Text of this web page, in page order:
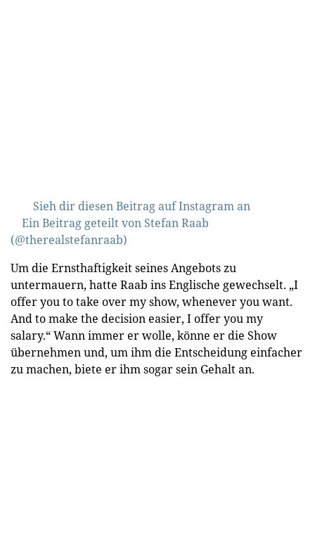
Sieh dir diesen Beitrag auf Instagram an
Ein Beitrag geteilt von Stefan Raab
(@therealstefanraab)
Um die Ernsthaftigkeit seines Angebots zu
untermauern, hatte Raab ins Englische gewechselt. „I
offer you to take over my show, whenever you want.
And to make the decision easier, I offer you my
salary.“ Wann immer er wolle, könne er die Show
übernehmen und, um ihm die Entscheidung einfacher
zu machen, biete er ihm sogar sein Gehalt an.